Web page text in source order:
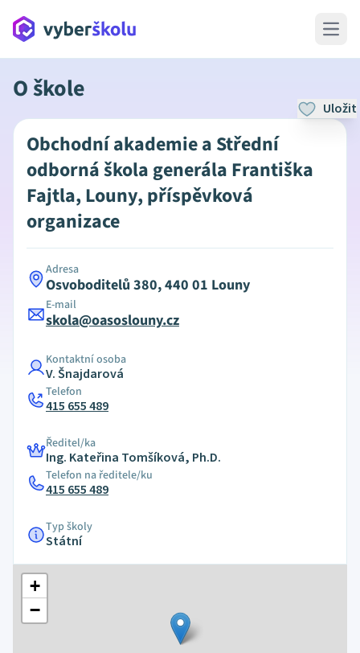
Open
O škole
Uložit
Obchodní akademie a Střední
odborná škola generála Františka
Fajtla, Louny, příspěvková
organizace
Adresa
Osvoboditelů 380, 440 01 Louny
E-mail
skola@oasoslouny.cz
Kontaktní osoba
V. Šnajdarová
Telefon
415 655 489
Ředitel/ka
Ing. Kateřina Tomšíková, Ph.D.
Telefon na ředitele/ku
415 655 489
Typ školy
Státní
+
−